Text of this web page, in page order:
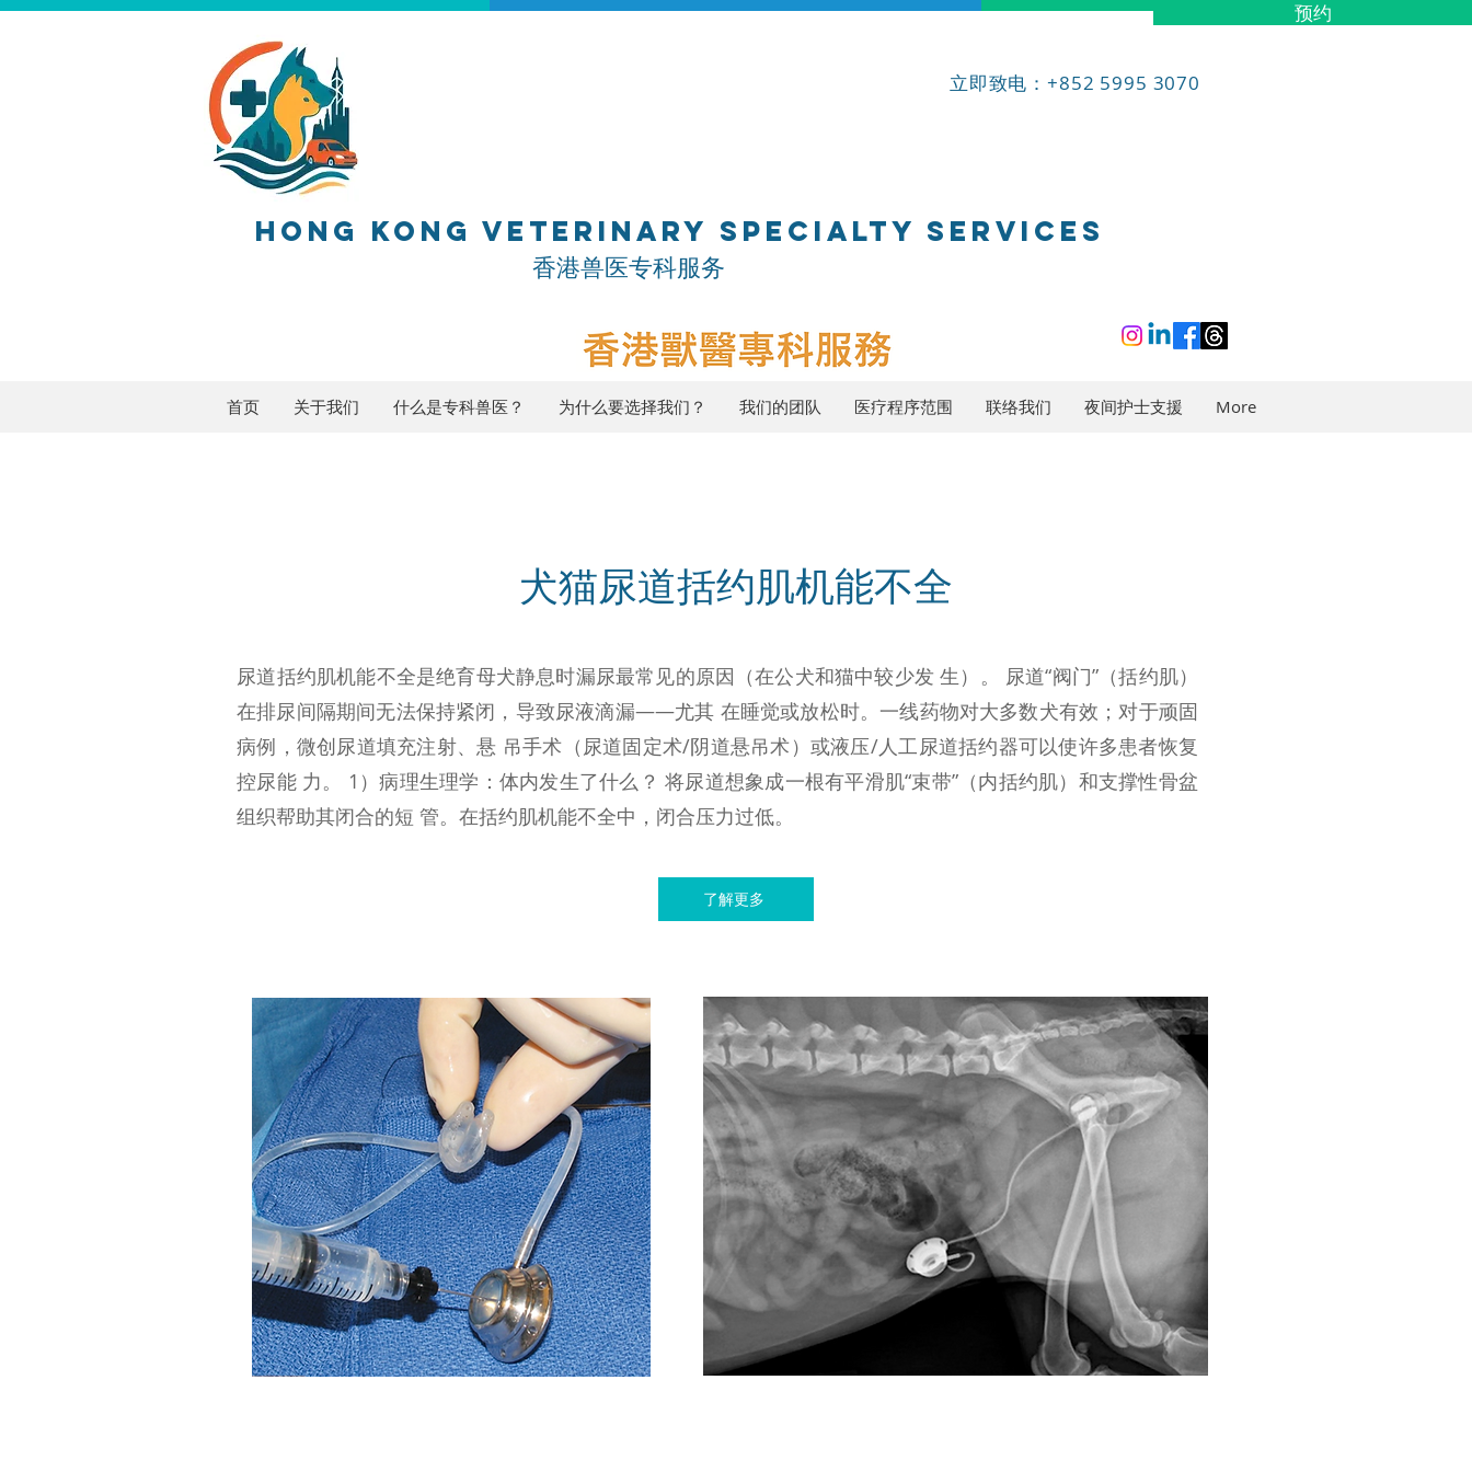
预约
立即致电：+852 5995 3070
HONG KONG VETERINARY SPECIALTY SERVICES
香港兽医专科服务
首页 关于我们 什么是专科兽医？ 为什么要选择我们？ 我们的团队 医疗程序范围 联络我们 夜间护士支援 More
犬猫尿道括约肌机能不全
尿道括约肌机能不全是绝育母犬静息时漏尿最常见的原因（在公犬和猫中较少发 生）。 尿道“阀门”（括约肌）
在排尿间隔期间无法保持紧闭，导致尿液滴漏——尤其 在睡觉或放松时。一线药物对大多数犬有效；对于顽固
病例，微创尿道填充注射、悬 吊手术（尿道固定术/阴道悬吊术）或液压/人工尿道括约器可以使许多患者恢复
控尿能 力。 1）病理生理学：体内发生了什么？ 将尿道想象成一根有平滑肌“束带”（内括约肌）和支撑性骨盆
组织帮助其闭合的短 管。在括约肌机能不全中，闭合压力过低。
了解更多